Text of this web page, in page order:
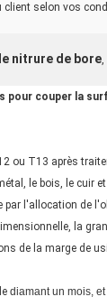
client selon vos
nitrure de bore,
couper la
ou T13 après
le bois, le cuir
par l'allocation de
la
de la marge de
diamant un mois, et